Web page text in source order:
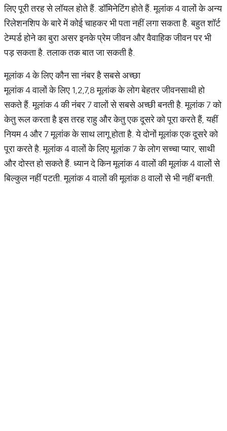
लिए पूरी तरह से लॉयल होते हैं. डॉमिनेटिंग होते हैं. मूलांक 4 वालों के अन्य
रिलेशनशिप के बारे में कोई चाहकर भी पता नहीं लगा सकता है. बहुत शॉर्ट
टेम्पर्ड होने का बुरा असर इनके प्रेम जीवन और वैवाहिक जीवन पर भी
पड़ सकता है. तलाक तक बात जा सकती है.
मूलांक 4 के लिए कौन सा नंबर है सबसे अच्छा
मूलांक 4 वालों के लिए 1,2,7,8 मूलांक के लोग बेहतर जीवनसाथी हो
सकते हैं. मूलांक 4 की नंबर 7 वालों से सबसे अच्छी बनती है. मूलांक 7 को
केतु रूल करता है इस तरह राहु और केतु एक दूसरे को पूरा करते हैं, यहीं
नियम 4 और 7 मूलांक के साथ लागू होता है. ये दोनों मूलांक एक दूसरे को
पूरा करते है. मूलांक 4 वालों के लिए मूलांक 7 के लोग सच्चा प्यार, साथी
और दोस्त हो सकते हैं. ध्यान दे किन मूलांक 4 वालों की मूलांक 4 वालों से
बिल्कुल नहीं पटती. मूलांक 4 वालों की मूलांक 8 वालों से भी नहीं बनती.